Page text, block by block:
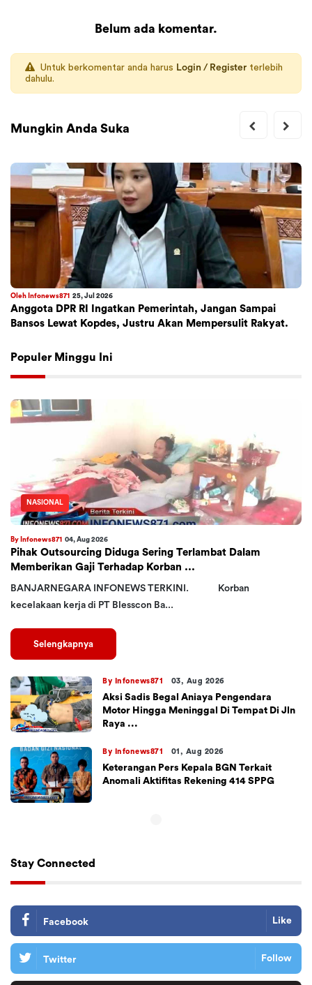
Belum ada komentar.
Untuk berkomentar anda harus Login / Register terlebih
dahulu.
Mungkin Anda Suka
Oleh Infonews871 25, Jul 2026
Anggota DPR RI Ingatkan Pemerintah, Jangan Sampai
Bansos Lewat Kopdes, Justru Akan Mempersulit Rakyat.
Populer Minggu Ini
NASIONAL
By Infonews871 04, Aug 2026
Pihak Outsourcing Diduga Sering Terlambat Dalam
Memberikan Gaji Terhadap Korban ...
BANJARNEGARA INFONEWS TERKINI. Korban
kecelakaan kerja di PT Blesscon Ba...
Selengkapnya
By Infonews871 03, Aug 2026
Aksi Sadis Begal Aniaya Pengendara
Motor Hingga Meninggal Di Tempat Di Jln
Raya ...
By Infonews871 01, Aug 2026
Keterangan Pers Kepala BGN Terkait
Anomali Aktifitas Rekening 414 SPPG
Stay Connected
Facebook Like
Twitter Follow